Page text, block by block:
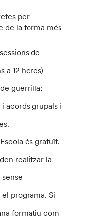
per
de la forma més
de
a 12 hores)
guerrilla;
acords grupals i
és gratuït.
realitzar la
programa. Si
formatiu com